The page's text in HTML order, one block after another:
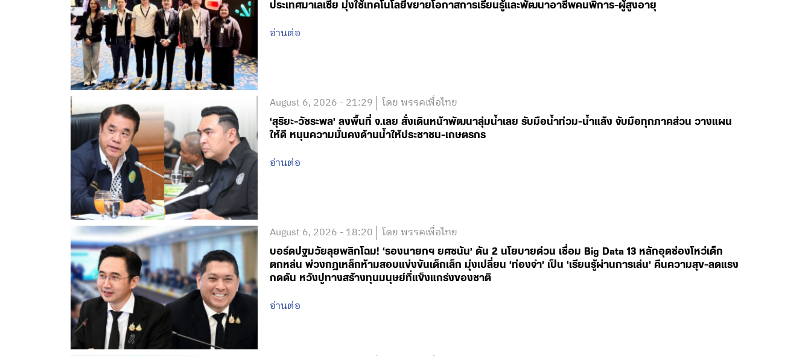
ประเทศมาเลเซีย มุ่งใช้เทคโนโลยีขยายโอกาสการเรียนรู้และพัฒนาอาชีพคนพิการ-ผู้สูงอายุ
อ่านต่อ
August 6, 2026 - 21:29 โดย พรรคเพื่อไทย
‘สุริยะ-วัชระพล’ ลงพื้นที่ จ.เลย สั่งเดินหน้าพัฒนาลุ่มน้ำเลย รับมือน้ำท่วม-น้ำแล้ง จับมือทุกภาคส่วน วางแผน
ให้ดี หนุนความมั่นคงด้านน้ำให้ประชาชน-เกษตรกร
อ่านต่อ
August 6, 2026 - 18:20 โดย พรรคเพื่อไทย
บอร์ดปฐมวัยลุยพลิกโฉม! ‘รองนายกฯ ยศชนัน’ ดัน 2 นโยบายด่วน เชื่อม Big Data 13 หลักอุดช่องโหว่เด็ก
ตกหล่น พ่วงกฎเหล็กห้ามสอบแข่งขันเด็กเล็ก มุ่งเปลี่ยน ‘ท่องจำ’ เป็น ‘เรียนรู้ผ่านการเล่น’ คืนความสุข-ลดแรง
กดดัน หวังปูทางสร้างทุนมนุษย์ที่แข็งแกร่งของชาติ
อ่านต่อ